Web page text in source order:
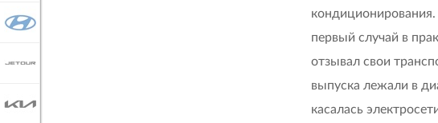
первый случай в
отзывал свои
выпуска лежали в
касалась